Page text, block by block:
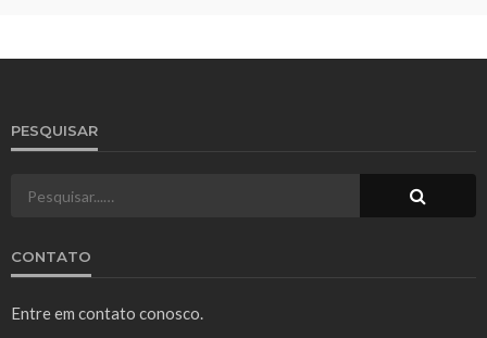
PESQUISAR
CONTATO
Entre em contato conosco.